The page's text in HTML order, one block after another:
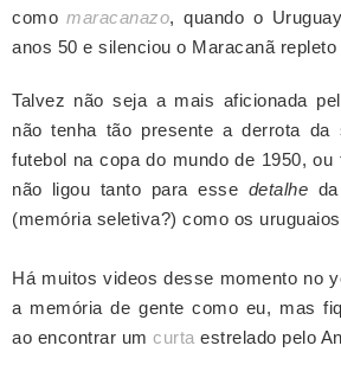
comomaracanazo, quando o
anos 50 e silenciou o Maracanã
Talvez não seja a mais aficionada
não tenha tão presente a derrota da
futebol na copa do mundo de 1950,
não ligou tanto para esse detalhe
(memória seletiva?) como os
Há muitos videos desse momento no
a memória de gente como eu, mas
ao encontrar um curta estrelado pelo